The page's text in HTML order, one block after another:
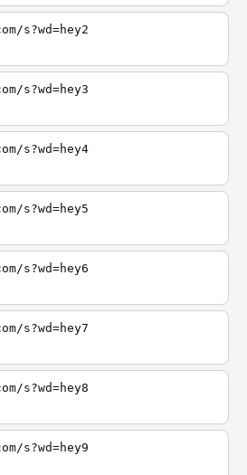
s?wd=hey2
s?wd=hey3
s?wd=hey4
s?wd=hey5
s?wd=hey6
s?wd=hey7
s?wd=hey8
s?wd=hey9